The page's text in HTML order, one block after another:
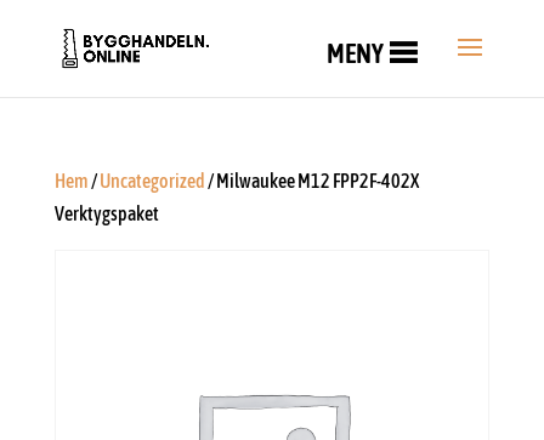
MENY
Hem/Uncategorized / Milwaukee M12 FPP2F-402X
Verktygspaket